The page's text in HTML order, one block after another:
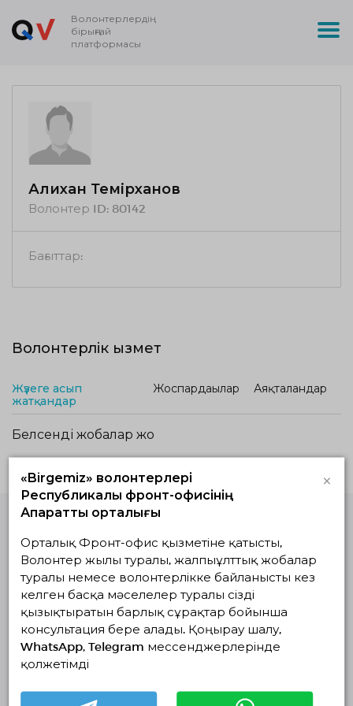
Волонтерлердің
бірыңғай
платформасы
Алихан Темірханов
Волонтер ID: 80142
Бағыттар:
Волонтерлік қызмет
Жүзеге асып
жатқандар
Жоспардағылар Аяқталғандар
Белсенді жобалар жоқ
Волонтерлердің
платформасы
© Волонтерлердің біріңғай платформасы 2018-2026
Навигация
Байланыс
Біз туралы
«Birgemiz» волонтерлері
Республикалық фронт-офисінің
Ақпараттық орталығы
×
Орталық Фронт-офис қызметіне қатысты,
Волонтер жылы туралы, жалпыұлттық жобалар
туралы немесе волонтерлікке байланысты кез
келген басқа мәселелер туралы сізді
қызықтыратын барлық сұрақтар бойынша
консультация бере алады. Қоңырау шалу,
WhatsApp, Telegram мессенджерлерінде
қолжетімді